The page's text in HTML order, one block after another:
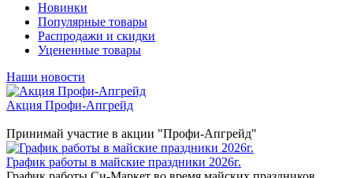
Новинки
Популярные товары
Распродажи и скидки
Уцененные товары
Наши новости
Акция Профи-Апгрейд
Принимай участие в акции "Профи-Апгрейд"
График работы в майские праздники 2026г.